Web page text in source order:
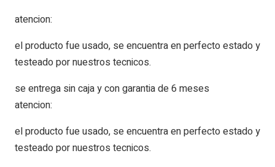
atencion:
el producto fue usado, se encuentra en perfecto estado y
testeado por nuestros tecnicos.
se entrega sin caja y con garantia de 6 meses
atencion:
el producto fue usado, se encuentra en perfecto estado y
testeado por nuestros tecnicos.